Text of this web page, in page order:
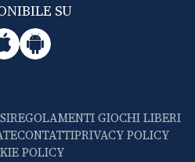
SU
REGOLAMENTI GIOCHI LIBERI
CONTATTIPRIVACY POLICY
POLICY